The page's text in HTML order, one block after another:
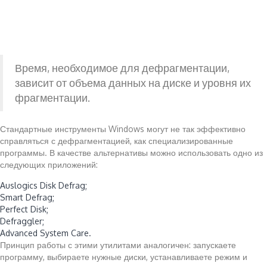
Время, необходимое для дефрагментации,
зависит от объема данных на диске и уровня их
фрагментации.
Стандартные инструменты Windows могут не так эффективно
справляться с дефрагментацией, как специализированные
программы. В качестве альтернативы можно использовать одно из
следующих приложений:
Auslogics Disk Defrag;
Smart Defrag;
Perfect Disk;
Defraggler;
Advanced System Care.
Принцип работы с этими утилитами аналогичен: запускаете
программу, выбираете нужные диски, устанавливаете режим и